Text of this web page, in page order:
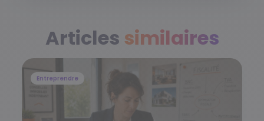
Articles similaires
Entreprendre